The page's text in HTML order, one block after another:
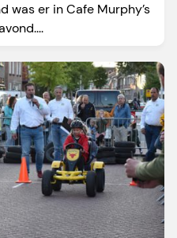
was er in Cafe Murphy’s